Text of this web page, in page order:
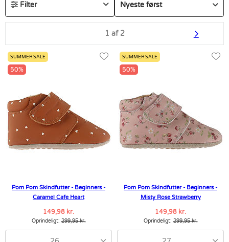
Filter
1 af 2
SUMMER SALE
50%
Pom Pom Skindfutter - Beginners -
Caramel Cafe Heart
149,98 kr.
Oprindeligt:299,95 kr.
SUMMER SALE
50%
Pom Pom Skindfutter - Beginners -
Misty Rose Strawberry
149,98 kr.
Oprindeligt:299,95 kr.